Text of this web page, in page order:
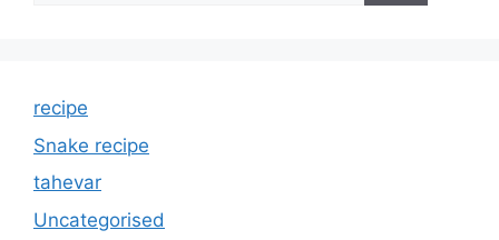
recipe
Snake recipe
tahevar
Uncategorised